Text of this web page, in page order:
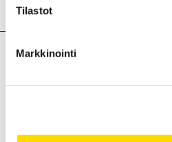
Tilastot
Markkinointi
Hankkeen kuvaus
tarkoituksena on yhdistää
suunnitteluprosessit eri
joustavan digitaalisen